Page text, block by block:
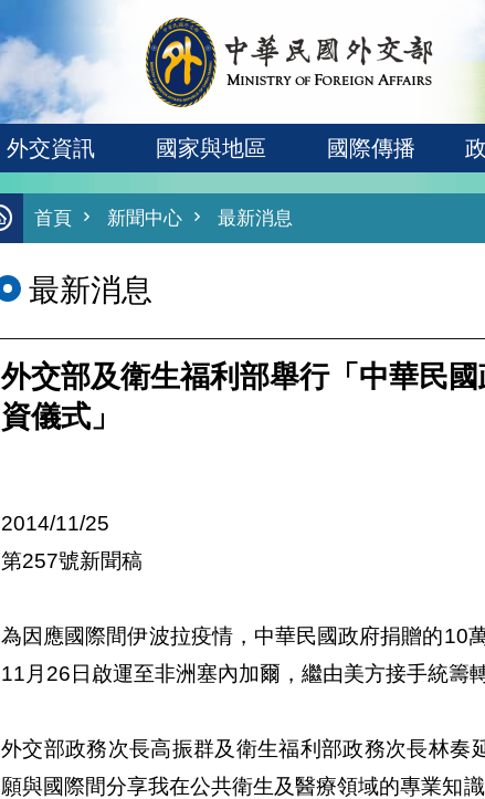
外交資訊 國家與地區 國際傳播
首頁 新聞中心 最新消息
最新消息
外交部及衛生福利部舉行「中華民
資儀式」
2014/11/25
第257號新聞稿
為因應國際間伊波拉疫情，中華民國政府捐贈的10
11月26日啟運至非洲塞內加爾，繼由美方接手統籌
外交部政務次長高振群及衛生福利部政務次長林
願與國際間分享我在公共衛生及醫療領域的專業知